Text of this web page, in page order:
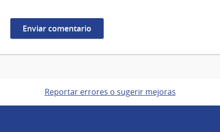
Reportar errores o sugerir mejoras